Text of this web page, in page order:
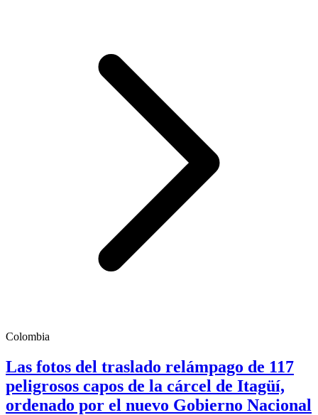
Colombia
Las fotos del traslado relámpago de 117
peligrosos capos de la cárcel de Itagüí,
ordenado por el nuevo Gobierno Nacional